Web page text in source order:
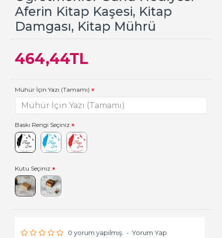
Aferin Kitap Kaşesi, Kitap
Damgası, Kitap Mührü
0 yorum yapılmış. - Yorum Yap
464,44TL
Mühür İçin Yazı (Tamamı)
Baskı Rengi Seçiniz
Kutu Seçiniz